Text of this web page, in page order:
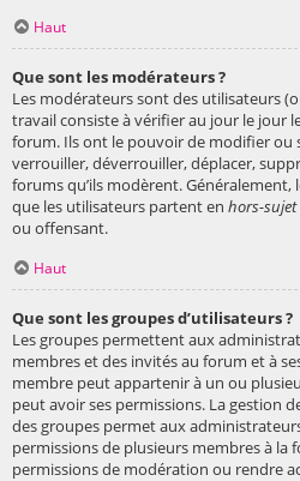
Haut
Que sont les modérateurs ?
Les modérateurs sont des utilisateurs
travail consiste à vérifier au jour le jour
forum. Ils ont le pouvoir de modifier ou
verrouiller, déverrouiller, déplacer,
forums qu’ils modèrent.
que les utilisateurs partent en hors-sujet
ou offensant.
Haut
Que sont les groupes d’utilisateurs ?
Les groupes permettent aux
membres et des invités au forum et à
membre peut appartenir à un ou
peut avoir ses permissions. La gestion
des groupes permet aux
permissions de plusieurs membres à la
permissions de modération ou rendre